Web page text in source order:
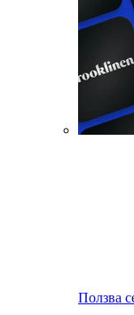
Ползва